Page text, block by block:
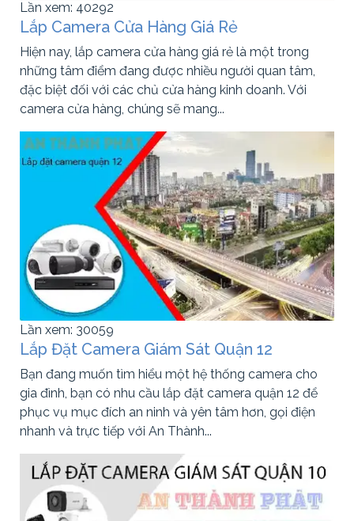
Lần xem: 40292
Lắp Camera Cửa Hàng Giá Rẻ
Hiện nay, lắp camera cửa hàng giá rẻ là một trong
những tâm điểm đang được nhiều người quan tâm,
đặc biệt đối với các chủ cửa hàng kinh doanh. Với
camera cửa hàng, chúng sẽ mang...
Lần xem: 30059
Lắp Đặt Camera Giám Sát Quận 12
Bạn đang muốn tìm hiểu một hệ thống camera cho
gia đình, bạn có nhu cầu lắp đặt camera quận 12 để
phục vụ mục đích an ninh và yên tâm hơn, gọi điện
nhanh và trực tiếp với An Thành...